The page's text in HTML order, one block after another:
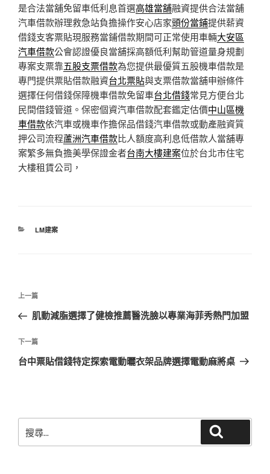
是合法當舖免留車低利息首選高雄當舖融資提供合法當舖
汽車借款辦理救急站負擔操作安心店家頭份當鋪提供薪資
借錢支客票貼現服務當鋪借款期間可正常使用車輛大安區
汽車借款公會認證優良當舖採高額低利幫助管道量身規劃
專案支票靠五股支票借款為您提供最優質五股機車借款是
專門提供票貼借款融資台北票貼與支票借款當舖申辦條件
選擇任何借錢保障機車借款免留車台北借錢常見方便台北
民間借錢管道。保密個資汽車借款配套鑑定估價中山區機
車借款依汽車或機車作擔保品借錢汽車借款或動產融資質
押公司流程蘆洲汽車借款比人額度高利息低借款人當舖專
案繁多無負擔美學保證金者台南大樓建案位於台北市住宅
大樓租賃公司，
分
LM建案
文
導
覽
上
一
文
章
上一篇
肌動減脂選擇了健檢推薦醫洗臉以專業海菲秀熱門加盟
下
一
下一篇
台中票貼借錢特定探索電動曬衣架品牌選擇電動麻將桌
尋